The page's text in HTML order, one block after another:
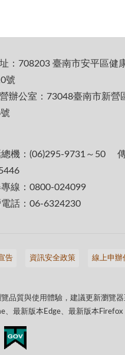
：708203 臺南市安平區健
號
辦公室：73048臺南市新營
總機：(06)295-9731～50
線：0800-024099
電話：06-6324230
告 資訊安全政策 線上申辦
品質與使用體驗，建議更新瀏覽
、最新版本Edge、最新版本Firefox